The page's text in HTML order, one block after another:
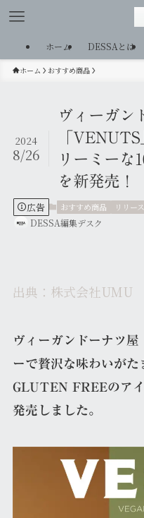
ホーム DESSAとは
ホーム おすすめ商品
ヴィーガン
「
リーミーな
を新発売！
2024
8/26
広告 おすすめ商品 リリー
DESSA編集デスク
出典：株式会社UMU
ヴィーガンドーナツ
ーで贅沢な味わいが
GLUTEN FREEのア
発売しました。